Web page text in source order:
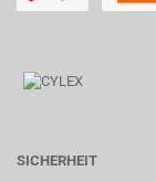
SICHERHEIT